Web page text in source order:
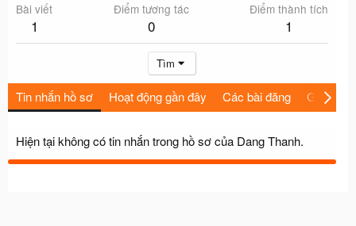
Bài viết
1
Điểm tương tác
0
Điểm thành tích
1
Tìm
Tin nhắn hồ sơ Hoạt động gần đây Các bài đăng Giới thiệu
Hiện tại không có tin nhắn trong hồ sơ của Dang Thanh.